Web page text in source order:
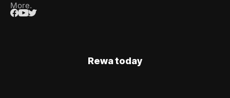
More.
Rewa today